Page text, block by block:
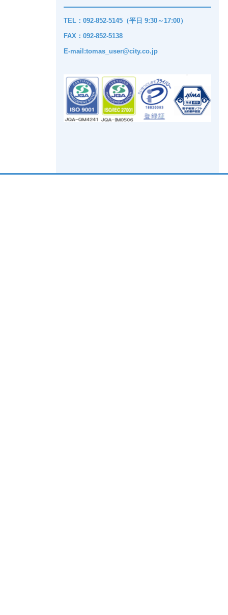
TEL：092-852-5145（平日 9:30～17:00）
FAX：092-852-5138
E-mail:tomas_user@city.co.jp